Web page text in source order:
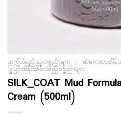
တကိုယ်ရည်သုံးပစ္စည်းများ / ဆံကေသာထိန်သိ
ပြုပြင်ထိန်းသိမ်းသည့်ပစ္စည်းများ
SILK_COAT Mud
Cream (500ml)